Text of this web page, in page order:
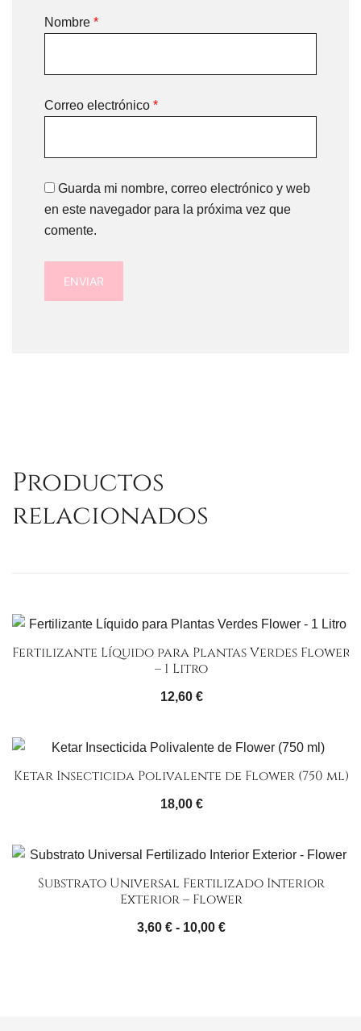
Nombre *
Correo electrónico *
Guarda mi nombre, correo electrónico y web
en este navegador para la próxima vez que
comente.
Productos
relacionados
Fertilizante Líquido para Plantas Verdes Flower
– 1 Litro
12,60 €
Ketar Insecticida Polivalente de Flower (750 ml)
18,00 €
Substrato Universal Fertilizado Interior
Exterior – Flower
3,60 € - 10,00 €Rango